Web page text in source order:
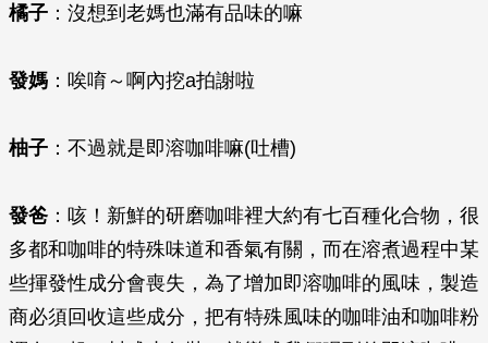
橘子 ：沒想到老媽也滿有品味的嘛
發媽 ：唉唷～啊內挖a拍謝啦
柚子 ：不過就是即溶咖啡嘛(吐槽)
發爸 ：咳！新鮮的研磨咖啡裡大約有七百種化合物，很
多都和咖啡的特殊味道和香氣有關，而在溶煮過程中某
些揮發性成分會喪失，為了增加即溶咖啡的風味，製造
商必須回收這些成分，把有特殊風味的咖啡油和咖啡粉